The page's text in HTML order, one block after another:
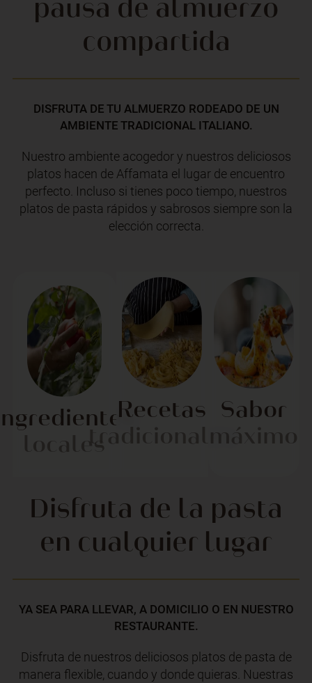
compartida
DISFRUTA DE TU ALMUERZO RODEADO DE UN
AMBIENTE TRADICIONAL ITALIANO.
Nuestro ambiente acogedor y nuestros deliciosos
platos hacen de Affamata el lugar de encuentro
perfecto. Incluso si tienes poco tiempo, nuestros
platos de pasta rápidos y sabrosos siempre son la
elección correcta.
locales
Recetas
tradicionales
Sabor
máximo
Disfruta de la pasta
en cualquier lugar
YA SEA PARA LLEVAR, A DOMICILIO O EN NUESTRO
RESTAURANTE.
Disfruta de nuestros deliciosos platos de pasta de
manera flexible, cuando y donde quieras. Nuestras